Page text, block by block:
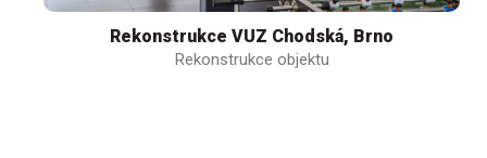
Rekonstrukce VUZ Chodská, Brno
Rekonstrukce objektu